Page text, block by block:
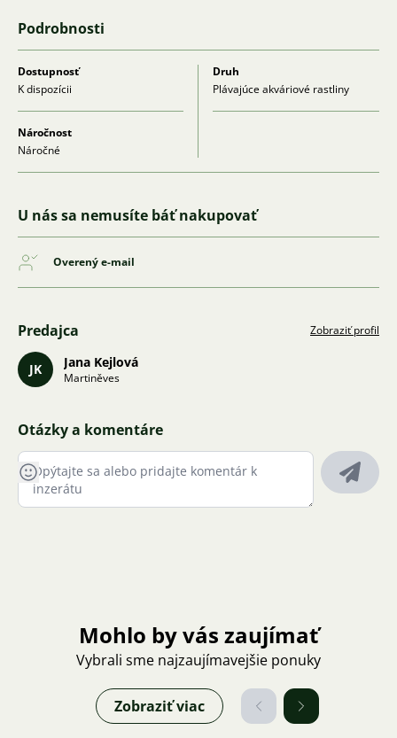
Podrobnosti
Dostupnosť
K dispozícii
Druh
Plávajúce akváriové rastliny
Náročnost
Náročné
U nás sa nemusíte báť nakupovať
Overený e-mail
Predajca Zobraziť profil
JK Jana Kejlová
Martiněves
Otázky a komentáre
Mohlo by vás zaujímať
Vybrali sme najzaujímavejšie ponuky
Zobraziť viac